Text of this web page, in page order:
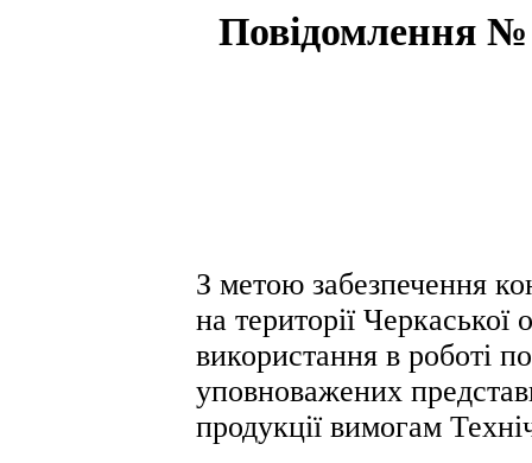
Повідомлення №
З метою забезпечення
на території Черкаської
використання в роботі
уповноважених
продукції вимогам